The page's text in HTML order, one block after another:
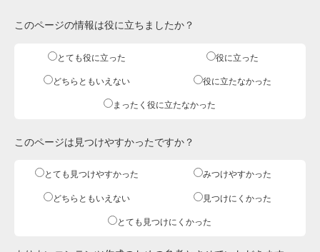
このページの情報は役に立ちましたか？
とても役に立った 役に立った
どちらともいえない 役に立たなかった
まったく役に立たなかった
このページは見つけやすかったですか？
とても見つけやすかった みつけやすかった
どちらともいえない 見つけにくかった
とても見つけにくかった